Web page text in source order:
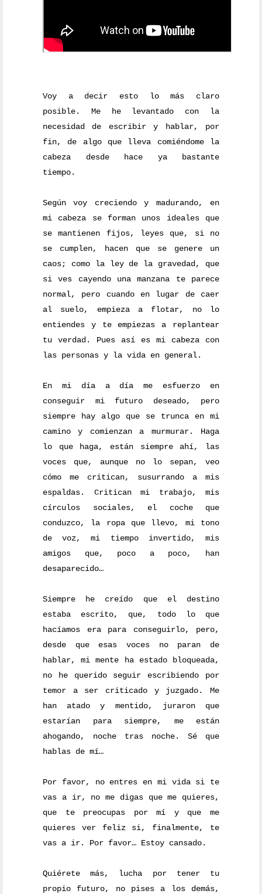
Voy a decir esto lo más claro
posible. Me he levantado con la
necesidad de escribir y hablar, por
fin, de algo que lleva comiéndome la
cabeza desde hace ya bastante
tiempo.
Según voy creciendo y madurando, en
mi cabeza se forman unos ideales que
se mantienen fijos, leyes que, si no
se cumplen, hacen que se genere un
caos; como la ley de la gravedad, que
si ves cayendo una manzana te parece
normal, pero cuando en lugar de caer
al suelo, empieza a flotar, no lo
entiendes y te empiezas a replantear
tu verdad. Pues así es mi cabeza con
las personas y la vida en general.
En mi día a día me esfuerzo en
conseguir mi futuro deseado, pero
siempre hay algo que se trunca en mi
camino y comienzan a murmurar. Haga
lo que haga, están siempre ahí, las
voces que, aunque no lo sepan, veo
cómo me critican, susurrando a mis
espaldas. Critican mi trabajo, mis
círculos sociales, el coche que
conduzco, la ropa que llevo, mi tono
de voz, mi tiempo invertido, mis
amigos que, poco a poco, han
desaparecido…
Siempre he creído que el destino
estaba escrito, que, todo lo que
hacíamos era para conseguirlo, pero,
desde que esas voces no paran de
hablar, mi mente ha estado bloqueada,
no he querido seguir escribiendo por
temor a ser criticado y juzgado. Me
han atado y mentido, juraron que
estarían para siempre, me están
ahogando, noche tras noche. Sé que
hablas de mí…
Por favor, no entres en mi vida si te
vas a ir, no me digas que me quieres,
que te preocupas por mí y que me
quieres ver feliz si, finalmente, te
vas a ir. Por favor… Estoy cansado.
Quiérete más, lucha por tener tu
propio futuro, no pises a los demás,